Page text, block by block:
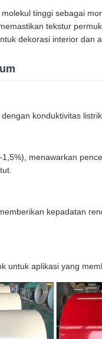
tinggi sebagai
tekstur
dekorasi interior dan
konduktivitas
menawarkan
kepadatan
untuk aplikasi yang